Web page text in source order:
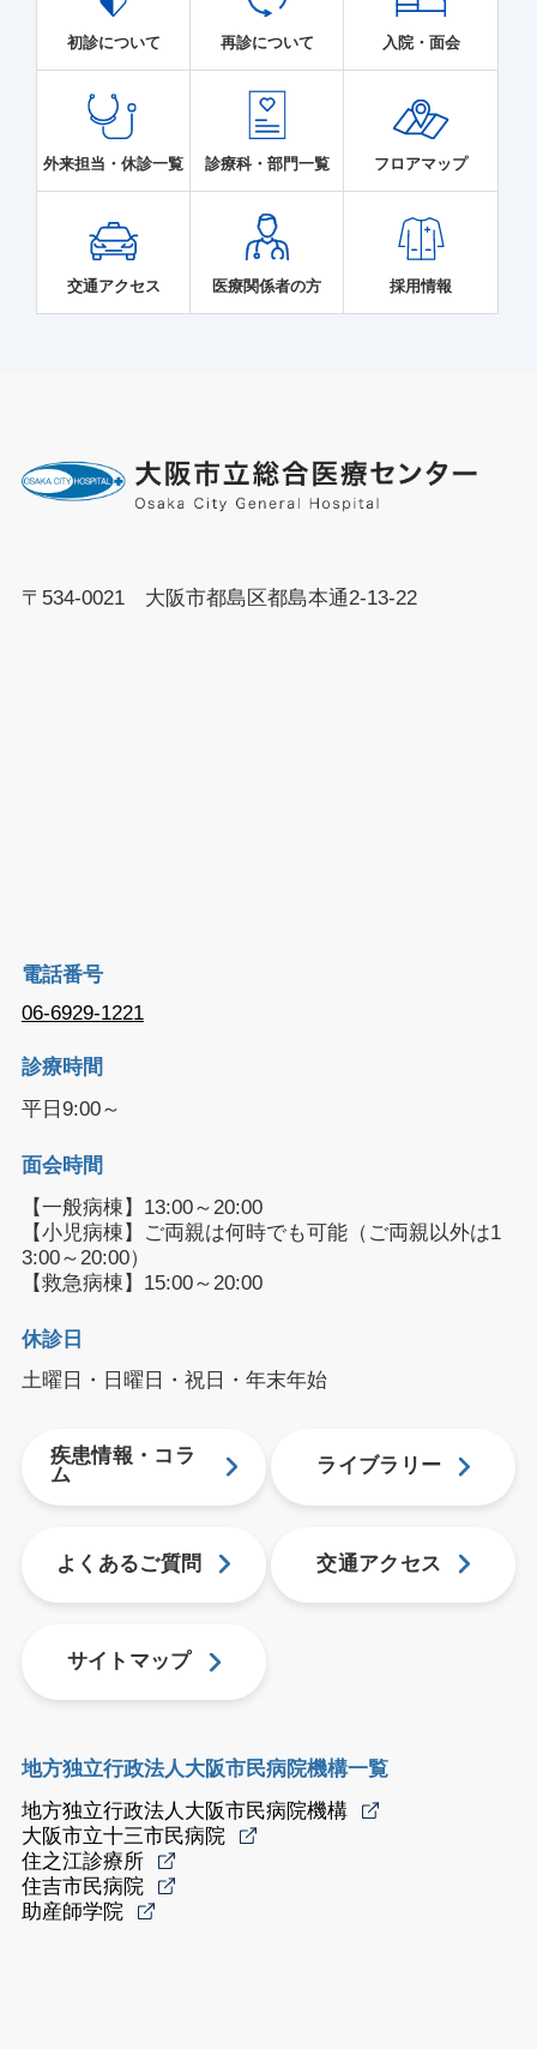
初診について 再診について 入院・面会
外来担当・休診一覧 診療科・部門一覧 フロアマップ
交通アクセス 医療関係者の方 採用情報
〒534-0021 大阪市都島区都島本通2-13-22
電話番号
06-6929-1221
診療時間
平日9:00～
面会時間
【一般病棟】13:00～20:00
【小児病棟】ご両親は何時でも可能（ご両親以外は1
3:00～20:00）
【救急病棟】15:00～20:00
休診日
土曜日・日曜日・祝日・年末年始
疾患情報・コラ
ム
ライブラリー
よくあるご質問 交通アクセス
サイトマップ
地方独立行政法人大阪市民病院機構一覧
地方独立行政法人大阪市民病院機構
大阪市立十三市民病院
住之江診療所
住吉市民病院
助産師学院